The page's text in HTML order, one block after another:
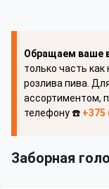
Обращаем ваше
только часть
розлива пива.
ассортиментом,
телефону ☎️ +375
Заборная